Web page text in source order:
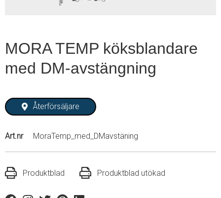
MORA TEMP köksblandare
med DM-avstängning
Återförsäljare
Art.nr MoraTemp_med_DMavstäning
Produktblad Produktblad utökad